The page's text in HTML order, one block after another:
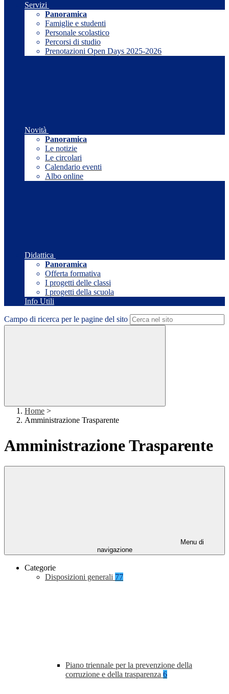
Servizi
Panoramica
Famiglie e studenti
Personale scolastico
Percorsi di studio
Prenotazioni Open Days 2025-2026
Novità
Panoramica
Le notizie
Le circolari
Calendario eventi
Albo online
Didattica
Panoramica
Offerta formativa
I progetti delle classi
I progetti della scuola
Info Utili
Campo di ricerca per le pagine del sito
Home >
Amministrazione Trasparente
Amministrazione Trasparente
Menu di
navigazione
Categorie
Disposizioni generali 77
Piano triennale per la prevenzione della
corruzione e della trasparenza 6